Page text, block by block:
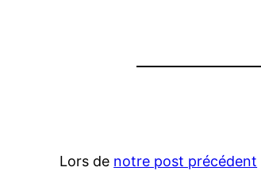
Lors de notre post précédent